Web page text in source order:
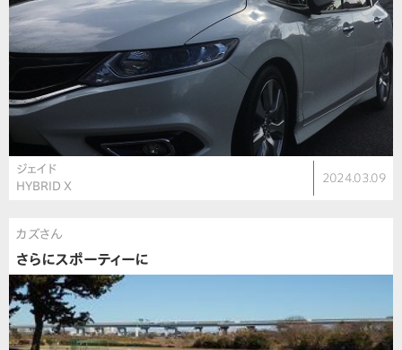
ジェイド
HYBRID Ｘ
2024.03.09
カズさん
さらにスポーティーに